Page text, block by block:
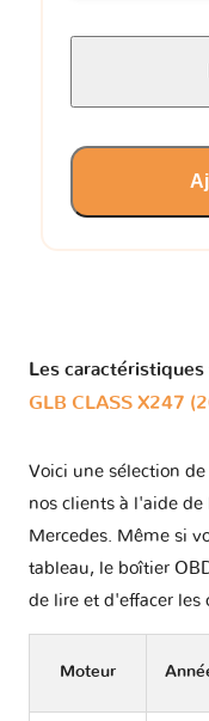
Les
GLB CLASS X247
Voici une sélection
nos clients à l'aide
Mercedes. Même si
tableau, le boîtier
de lire et d'effacer les
Moteur